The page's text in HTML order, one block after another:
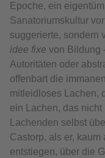
Epoche, ein
Sanatoriumskultur
suggerierte, sondern
idee fixe von Bildung
Autoritäten oder
offenbart die
mitleidloses Lachen,
ein Lachen, das
Lachenden selbst
Castorp, als er,
entstiegen, über die